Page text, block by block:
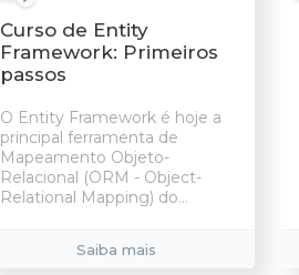
Curso de Entity
Framework: Primeiros
passos
O Entity Framework é hoje a
principal ferramenta de
Mapeamento Objeto-
Relacional (ORM - Object-
Relational Mapping) do...
Saiba mais